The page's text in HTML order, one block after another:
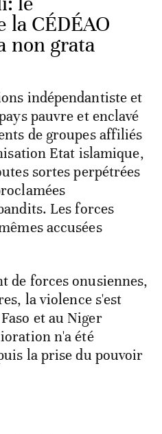
la CÉDÉAO
non grata
indépendantiste et
pauvre et enclavé
de groupes affiliés
Etat islamique,
sortes perpétrées
Les forces
accusées
de forces onusiennes,
la violence s'est
et au Niger
n'a été
la prise du pouvoir